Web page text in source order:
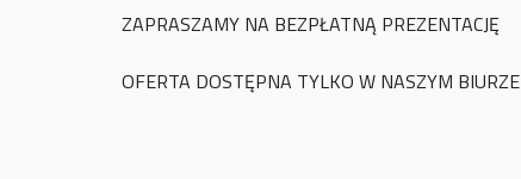
ZAPRASZAMY NA BEZPŁATNĄ PREZENTACJĘ
OFERTA DOSTĘPNA TYLKO W NASZYM BIURZE